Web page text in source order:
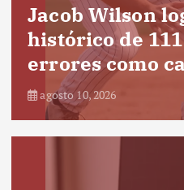
Jacob Wilson
histórico de
errores como
agosto 10, 2026